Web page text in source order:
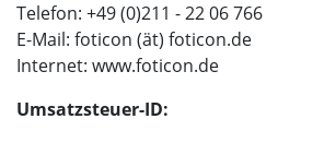
Telefon: +49 (0)211 - 22 06 766
E-Mail: foticon (ät) foticon.de
Internet: www.foticon.de
Umsatzsteuer-ID: